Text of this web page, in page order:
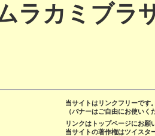
ラカミブラ
当サイトはリンクフリーです
（バナーはご自由にお使いく
リンクはトップページにお
当サイトの著作権はツイスタ